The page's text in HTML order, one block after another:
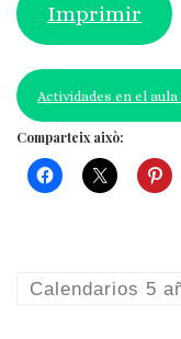
Imprimir
Actividades en el
Comparteix això:
Calendarios 5